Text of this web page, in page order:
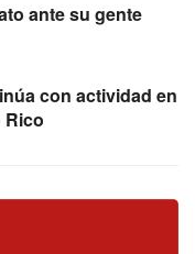
ante su gente
con actividad en
Rico